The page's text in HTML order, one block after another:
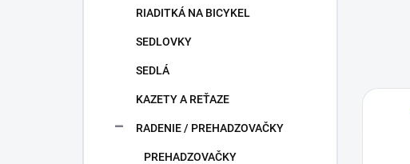
RIADITKÁ NA BICYKEL
SEDLOVKY
SEDLÁ
KAZETY A REŤAZE
RADENIE / PREHADZOVAČKY
PREHADZOVAČKY